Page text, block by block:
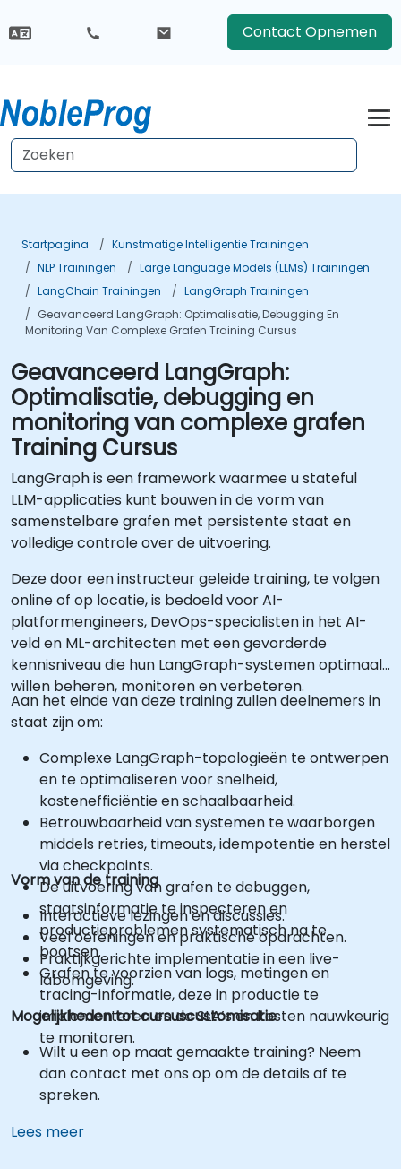
Contact Opnemen
Startpagina
Kunstmatige Intelligentie Trainingen
NLP Trainingen
Large Language Models (LLMs) Trainingen
LangChain Trainingen
LangGraph Trainingen
Geavanceerd LangGraph: Optimalisatie, Debugging En
Monitoring Van Complexe Grafen Training Cursus
Geavanceerd LangGraph:
Optimalisatie, debugging en
monitoring van complexe grafen
Training Cursus
LangGraph is een framework waarmee u stateful
LLM-applicaties kunt bouwen in de vorm van
samenstelbare grafen met persistente staat en
volledige controle over de uitvoering.
Deze door een instructeur geleide training, te volgen
online of op locatie, is bedoeld voor AI-
platformengineers, DevOps-specialisten in het AI-
veld en ML-architecten met een gevorderde
kennisniveau die hun LangGraph-systemen optimaal
willen beheren, monitoren en verbeteren.
Aan het einde van deze training zullen deelnemers in
staat zijn om:
Complexe LangGraph-topologieën te ontwerpen
en te optimaliseren voor snelheid,
kostenefficiëntie en schaalbaarheid.
Betrouwbaarheid van systemen te waarborgen
middels retries, timeouts, idempotentie en herstel
via checkpoints.
De uitvoering van grafen te debuggen,
staatsinformatie te inspecteren en
productieproblemen systematisch na te
bootsen.
Grafen te voorzien van logs, metingen en
tracing-informatie, deze in productie te
implementeren en de SLA’s en kosten nauwkeurig
te monitoren.
Vorm van de training
Interactieve lezingen en discussies.
Veel oefeningen en praktische opdrachten.
Praktijkgerichte implementatie in een live-
labomgeving.
Mogelijkheden tot cursuscustomisatie
Wilt u een op maat gemaakte training? Neem
dan contact met ons op om de details af te
spreken.
Lees meer